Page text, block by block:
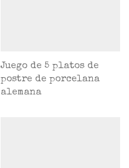
Juego de 5 platos de
postre de porcelana
alemana